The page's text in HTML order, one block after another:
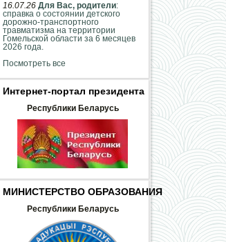
16.07.26 Для Вас, родители:
справка о состоянии детского
дорожно-транспортного
травматизма на территории
Гомельской области за 6 месяцев
2026 года.
Посмотреть все
Интернет-портал президента
Республики Беларусь
МИНИСТЕРСТВО ОБРАЗОВАНИЯ
Республики Беларусь